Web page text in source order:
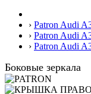
› Patron Audi
› Patron Audi
› Patron Audi
Боковые зеркала